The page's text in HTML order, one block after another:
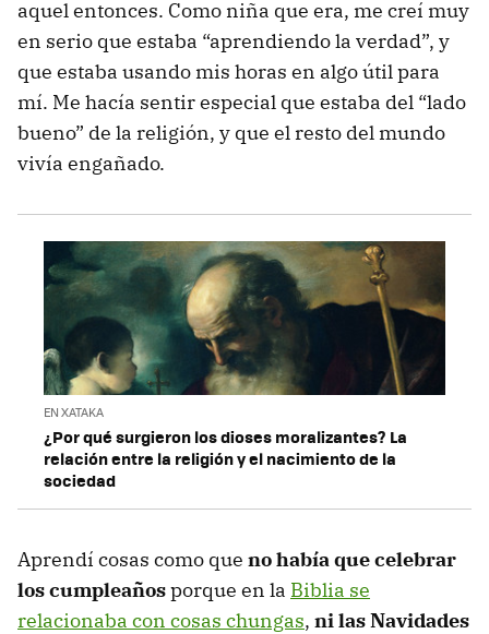
aquel entonces. Como niña que era, me creí muy
en serio que estaba “aprendiendo la verdad”, y
que estaba usando mis horas en algo útil para
mí. Me hacía sentir especial que estaba del “lado
bueno” de la religión, y que el resto del mundo
vivía engañado.
EN XATAKA
¿Por qué surgieron los dioses moralizantes? La
relación entre la religión y el nacimiento de la
sociedad
Aprendí cosas como que no había que celebrar
los cumpleañosporque en la Biblia se
relacionaba con cosas chungas, ni las Navidades